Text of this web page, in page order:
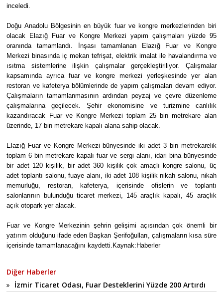
inceledi.
Doğu Anadolu Bölgesinin en büyük fuar ve kongre merkezlerinden biri
olacak Elazığ Fuar ve Kongre Merkezi yapım çalışmaları yüzde 95
oranında tamamlandı. İnşası tamamlanan Elazığ Fuar ve Kongre
Merkezi binasında iç mekan tefrişat, elektrik imalat ile havalandırma ve
ısıtma sistemlerine ilişkin çalışmalar gerçekleştiriliyor. Çalışmalar
kapsamında ayrıca fuar ve kongre merkezi yerleşkesinde yer alan
restoran ve kafeterya bölümlerinde de yapım çalışmaları devam ediyor.
Çalışmaların tamamlanmasının ardından peyzaj ve çevre düzenleme
çalışmalarına geçilecek. Şehir ekonomisine ve turizmine canlılık
kazandıracak Fuar ve Kongre Merkezi toplam 25 bin metrekare alan
üzerinde, 17 bin metrekare kapalı alana sahip olacak.
Elazığ Fuar ve Kongre Merkezi bünyesinde iki adet 3 bin metrekarelik
toplam 6 bin metrekare kapalı fuar ve sergi alanı, idari bina bünyesinde
bir adet 120 kişilik, bir adet 360 kişilik çok amaçlı kongre salonu, üç
adet toplantı salonu, fuaye alanı, iki adet 108 kişilik nikah salonu, nikah
memurluğu, restoran, kafeterya, içerisinde ofislerin ve toplantı
salonlarının bulunduğu ticaret merkezi, 145 araçlık kapalı, 45 araçlık
açık otopark yer alacak.
Fuar ve Kongre Merkezinin şehrin gelişimi açısından çok önemli bir
yatırım olduğunu ifade eden Başkan Şerifoğulları, çalışmaların kısa süre
içerisinde tamamlanacağını kaydetti.Kaynak:Haberler
Diğer Haberler
İzmir Ticaret Odası, Fuar Desteklerini Yüzde 200 Artırdı